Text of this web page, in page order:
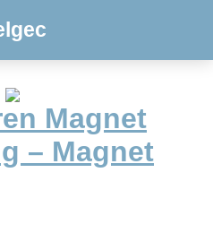
Magnet
– Magnet